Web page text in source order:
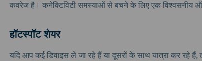
कवरेज है। कनेक्टिविटी समस्याओं से बचने के लिए एक विश्वसनीय
हॉटस्पॉट शेयर
यदि आप कई डिवाइस ले जा रहे हैं या दूसरों के साथ यात्रा कर रहे हैं,